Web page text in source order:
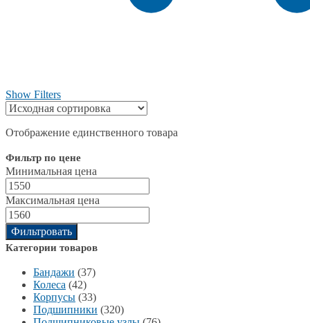
Show Filters
Отображение единственного товара
Фильтр по цене
Минимальная цена
Максимальная цена
Фильтровать
Категории товаров
Бандажи (37)
Колеса (42)
Корпусы (33)
Подшипники (320)